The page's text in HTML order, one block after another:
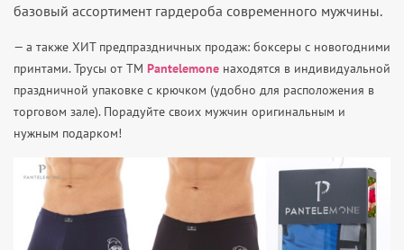
базовый ассортимент гардероба современного мужчины.
— а также ХИТ предпраздничных продаж: боксеры с новогодними
принтами. Трусы от ТМ Pantelemone находятся в индивидуальной
праздничной упаковке с крючком (удобно для расположения в
торговом зале). Порадуйте своих мужчин оригинальным и
нужным подарком!